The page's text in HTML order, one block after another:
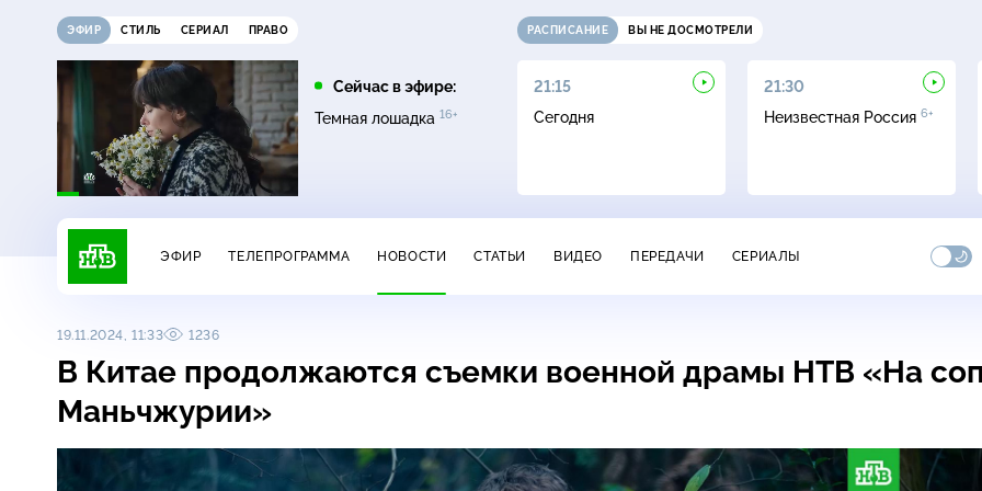
ЭФИР СТИЛЬ СЕРИАЛ ПРАВО
Сейчас в эфире:
Темная лошадка 16+
РАСПИСАНИЕ ВЫ НЕ ДОСМОТРЕЛИ
17:00
Невский. Чужой среди
21:15
Сегодня
21:30
Неизвестная Россия 6+
ЭФИР ТЕЛЕПРОГРАММА НОВОСТИ СТАТЬИ ВИДЕО ПЕРЕДАЧИ СЕРИАЛЫ
19.11.2024, 11:33 1236
В Китае продолжаются съемки военной драмы НТВ «На
Маньчжурии»